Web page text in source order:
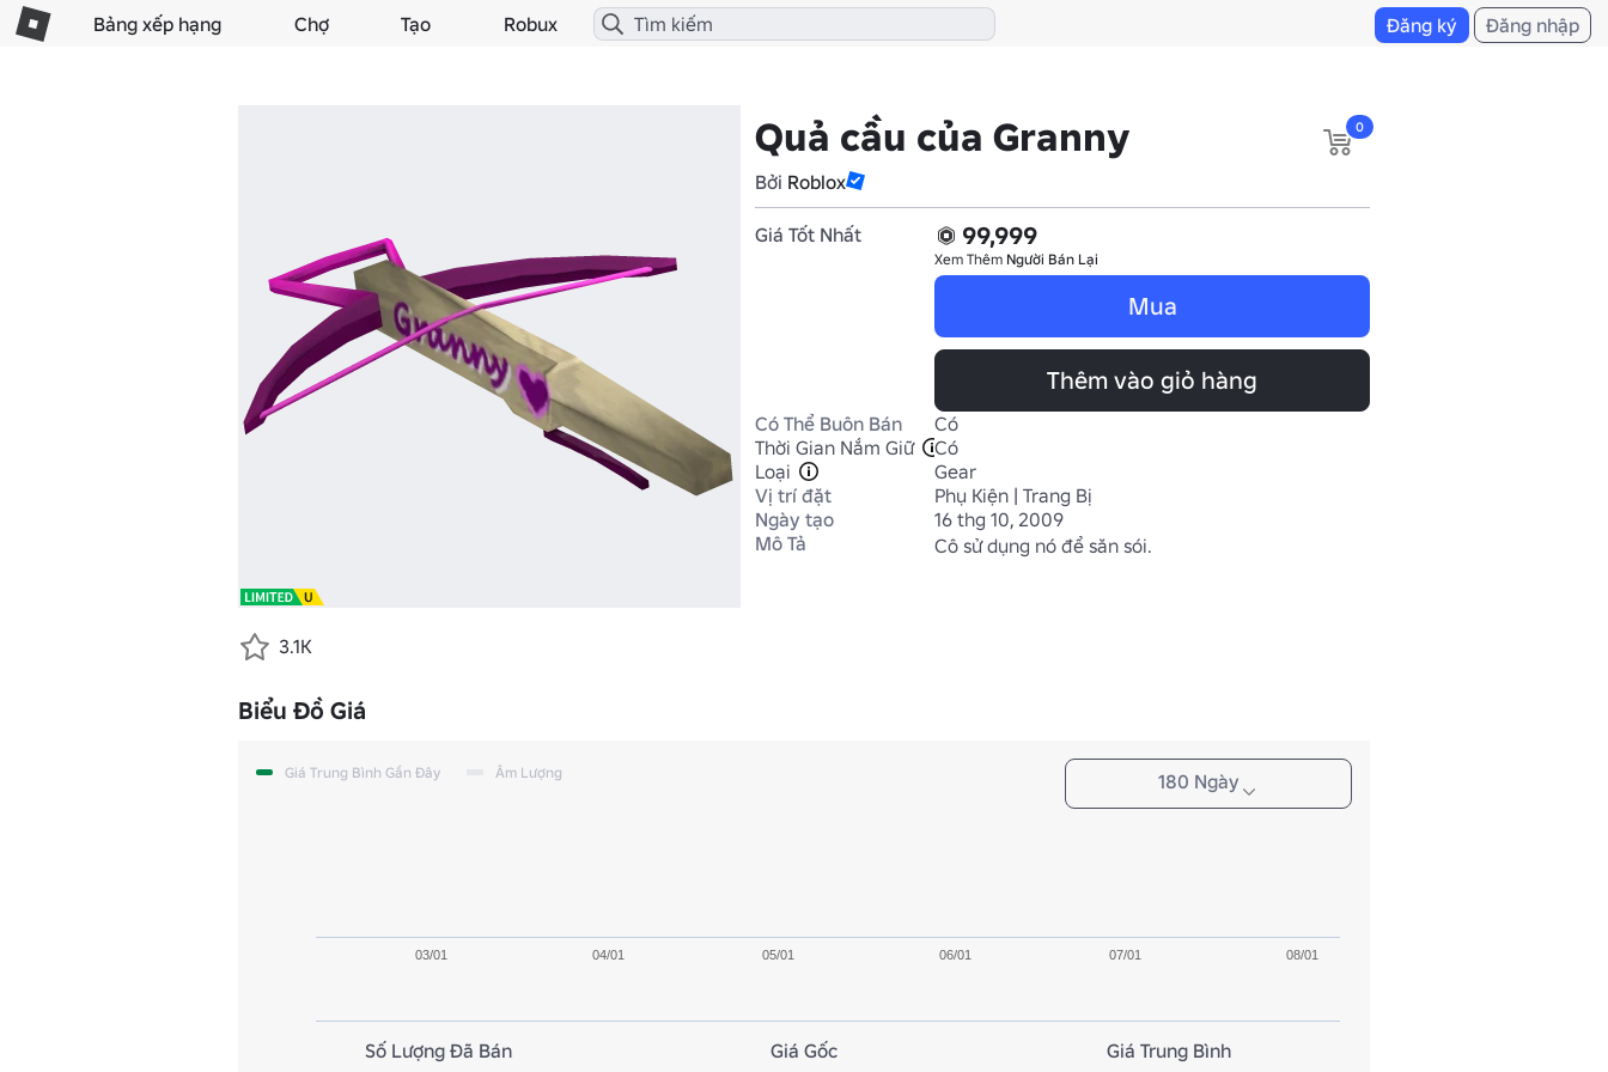
Bảng xếp hạng Chợ Tạo Robux Đăng ký Đăng nhập
Quả cầu của Granny
Bởi Roblox
0
Giá Tốt Nhất 99,999
Xem Thêm Người Bán Lại
Mua
Thêm vào giỏ hàng
Có Thể Buôn Bán
Có
Thời Gian Nắm Giữ
Có
Loại
Gear
Vị trí đặt
Phụ Kiện | Trang Bị
Ngày tạo
16 thg 10, 2009
Mô Tả
Cô sử dụng nó để săn sói.
3.1K
Biểu Đồ Giá
180 Ngày
Giá Trung Bình Gần Đây Âm Lượng
03/01 04/01 05/01 06/01 07/01 08/01
Số Lượng Đã Bán Giá Gốc Giá Trung Bình